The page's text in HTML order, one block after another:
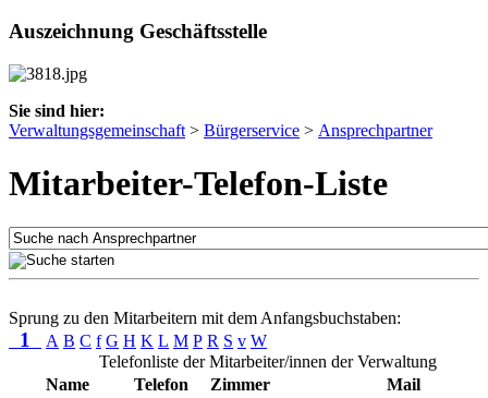
Auszeichnung Geschäftsstelle
Sie sind hier:
Verwaltungsgemeinschaft > Bürgerservice > Ansprechpartner
Mitarbeiter-Telefon-Liste
Sprung zu den Mitarbeitern mit dem Anfangsbuchstaben:
1 A B C f G H K L M P R S v W
Telefonliste der Mitarbeiter/innen der Verwaltung
Name
Telefon Zimmer Mail